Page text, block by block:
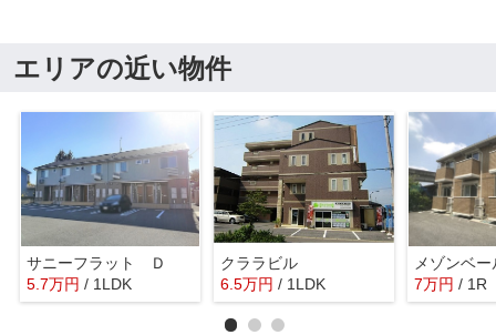
エリアの近い物件
サニーフラット Ｄ
5.7万円 / 1LDK
クララビル
6.5万円 / 1LDK
メゾンベ
7万円 / 1R